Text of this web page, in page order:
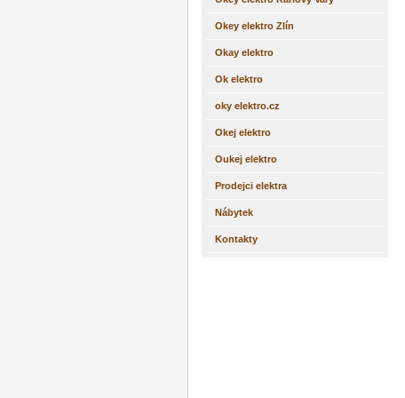
Okey elektro Zlín
Okay elektro
Ok elektro
oky elektro.cz
Okej elektro
Oukej elektro
Prodejci elektra
Nábytek
Kontakty